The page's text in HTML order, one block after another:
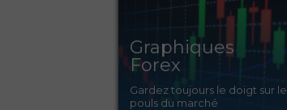
Graphiques
Forex
Gardez toujours le doigt sur le
pouls du marché